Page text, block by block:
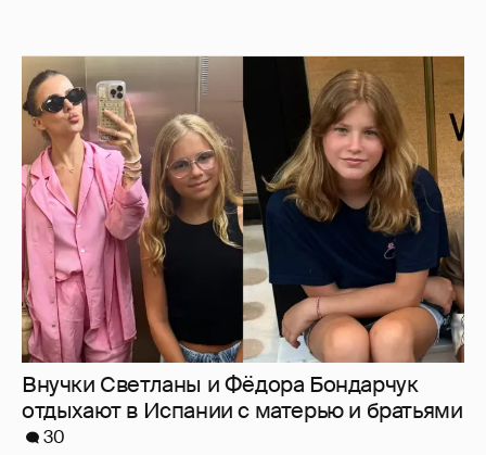
Внучки Светланы и Фёдора Бондарчук
отдыхают в Испании с матерью и братьями
30